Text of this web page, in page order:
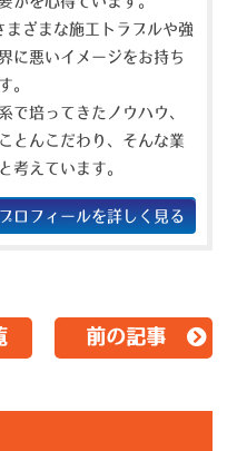
ざまな施工トラブルや強
に悪いイメージをお持ち
。
で培ってきたノウハウ、
とんこだわり、そんな業
考えています。
ロフィールを詳しく見る
前の記事